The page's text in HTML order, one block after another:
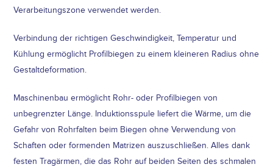
Verarbeitungszone verwendet werden.
Verbindung der richtigen Geschwindigkeit, Temperatur und
Kühlung ermöglicht Profilbiegen zu einem kleineren Radius ohne
Gestaltdeformation.
Maschinenbau ermöglicht Rohr- oder Profilbiegen von
unbegrenzter Länge. Induktionsspule liefert die Wärme, um die
Gefahr von Rohrfalten beim Biegen ohne Verwendung von
Schaften oder formenden Matrizen auszuschließen. Alles dank
festen Tragärmen, die das Rohr auf beiden Seiten des schmalen